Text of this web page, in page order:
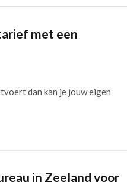
met een
dan kan je jouw eigen
in Zeeland voor